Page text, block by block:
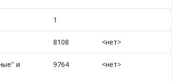
1
8108 <нет>
и
9764 <нет>